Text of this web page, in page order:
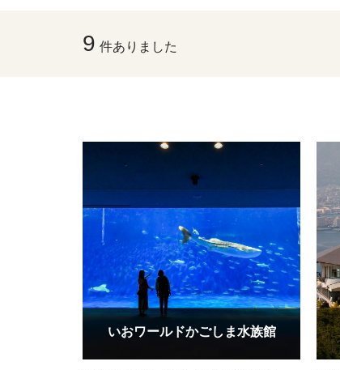
9 件ありました
いおワールドかごしま水族館